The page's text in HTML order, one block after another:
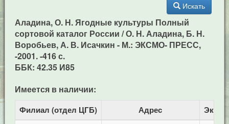
Искать
Аладина, О. Н. Ягодные культуры Полный
сортовой каталог России / О. Н. Аладина, Б. Н.
Воробьев, А. В. Исачкин - М.: ЭКСМО- ПРЕСС,
-2001. -416 с.
ББК: 42.35 И85
Имеется в наличии:
Филиал (отдел ЦГБ) Адрес